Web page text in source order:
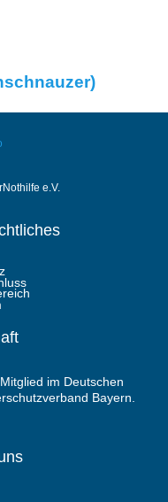
e.V.
im Deutschen
Bayern.